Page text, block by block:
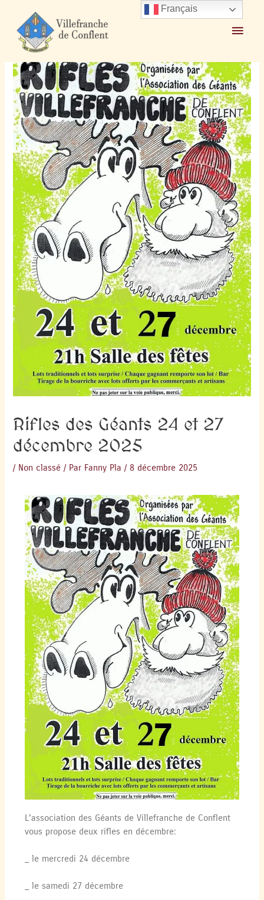
Accueil 2025 décembre
Rifles des Géants 24 et 27 décembre 2025
Rifles des Géants 24 et 27
décembre 2025
/ Non classé / Par Fanny Pla /8 décembre 2025
L’association des Géants de Villefranche de Conflent
vous propose deux rifles en décembre:
_ le mercredi 24 décembre
_ le samedi 27 décembre
Français